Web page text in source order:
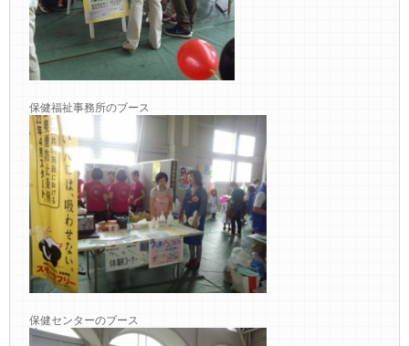
保健福祉事務所のブース
保健センターのブース